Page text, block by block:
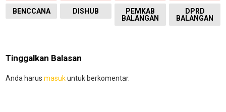
BENCCANA DISHUB
PEMKAB
BALANGAN
DPRD
BALANGAN
Tinggalkan Balasan
Anda harus masukuntuk berkomentar.